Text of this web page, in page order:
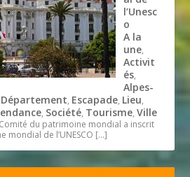
l’Unesc
o
A la
une,
Activit
és,
Alpes-
Département, Escapade, Lieu,
, Société, Tourisme,Ville
du patrimoine mondial a inscrit
mondial de l’UNESCO […]